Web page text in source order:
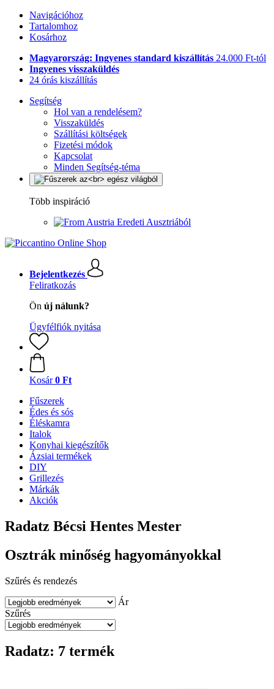
Navigációhoz
Tartalomhoz
Kosárhoz
Magyarország: Ingyenes standard kiszállítás 24.000 Ft-tól
Ingyenes visszaküldés
24 órás kiszállítás
Segítség
Hol van a rendelésem?
Visszaküldés
Szállítási költségek
Fizetési módok
Kapcsolat
Minden Segítség-téma
Több inspiráció
Eredeti Ausztriából
Bejelentkezés
Feliratkozás
Ön új nálunk?
Ügyfélfiók nyitása
Kosár 0 Ft
Fűszerek
Édes és sós
Éléskamra
Italok
Konyhai kiegészítők
Ázsiai termékek
DIY
Grillezés
Márkák
Akciók
Radatz Bécsi Hentes Mester
Osztrák minőség hagyományokkal
Szűrés és rendezés
Ár
Szűrés
Radatz: 7 termék